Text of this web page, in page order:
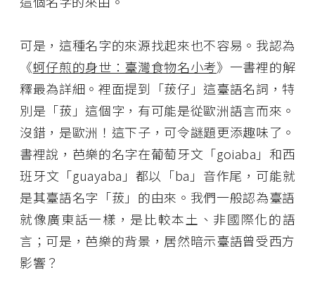
可是，這種名字的來源找起來也不容易。我認為
《蚵仔煎的身世：臺灣食物名小考》一書裡的解
釋最為詳細。裡面提到「菝仔」這臺語名詞，特
別是「菝」這個字，有可能是從歐洲語言而來。
沒錯，是歐洲！這下子，可令謎題更添趣味了。
書裡說，芭樂的名字在葡萄牙文「goiaba」和西
班牙文「guayaba」都以「ba」音作尾，可能就
是其臺語名字「菝」的由來。我們一般認為臺語
就像廣東話一樣，是比較本土、非國際化的語
言；可是，芭樂的背景，居然暗示臺語曾受西方
影響？